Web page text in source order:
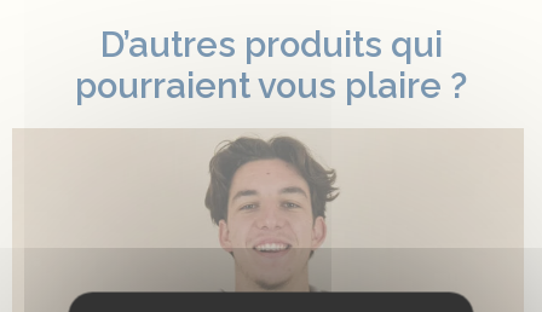
D’autres produits qui
pourraient vous plaire ?